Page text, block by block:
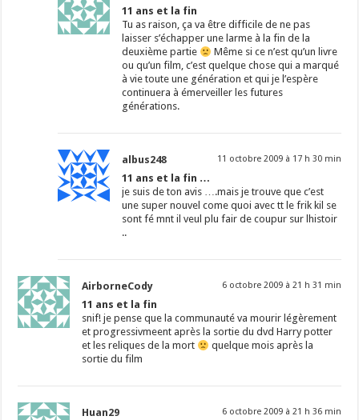
11 ans et la fin
Tu as raison, ça va être difficile de ne pas
laisser s’échapper une larme à la fin de la
deuxième partie
Même si ce n’est qu’un livre
ou qu’un film, c’est quelque chose qui a marqué
à vie toute une génération et qui je l’espère
continuera à émerveiller les futures
générations.
albus248 11 octobre 2009 à 17 h 30 min
11 ans et la fin …
je suis de ton avis ….mais je trouve que c’est
une super nouvel come quoi avec tt le frik kil se
sont fé mnt il veul plu fair de coupur sur lhistoir
..
AirborneCody 6 octobre 2009 à 21 h 31 min
11 ans et la fin
snif! je pense que la communauté va mourir légèrement
et progressivmeent après la sortie du dvd Harry potter
et les reliques de la mort
quelque mois après la
sortie du film
Huan29 6 octobre 2009 à 21 h 36 min